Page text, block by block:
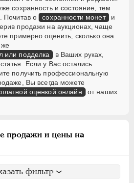
сохранность и состояние, тем
Почитав о сохранности монет и
продажи на аукционах, чаще
примерно оценить, сколько она
же
или подделка
в Ваших руках,
Если у Вас остались
получить профессиональную
Вы всегда можете
оценкой онлайн от наших
продажи и цены на
фильтр